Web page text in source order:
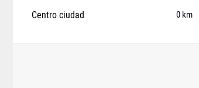
Centro ciudad 0 km